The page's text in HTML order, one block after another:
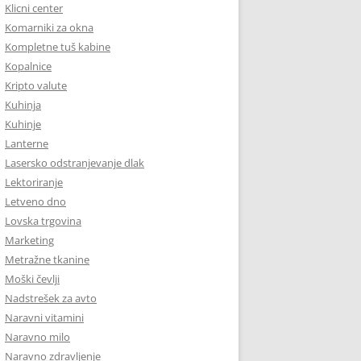
Klicni center
Komarniki za okna
Kompletne tuš kabine
Kopalnice
Kripto valute
Kuhinja
Kuhinje
Lanterne
Lasersko odstranjevanje dlak
Lektoriranje
Letveno dno
Lovska trgovina
Marketing
Metražne tkanine
Moški čevlji
Nadstrešek za avto
Naravni vitamini
Naravno milo
Naravno zdravljenje